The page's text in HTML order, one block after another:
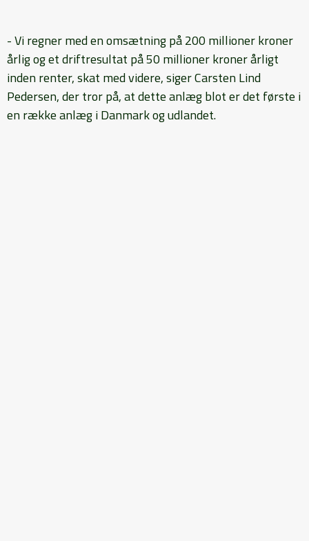
- Vi regner med en omsætning på 200 millioner kroner
årlig og et driftresultat på 50 millioner kroner årligt
inden renter, skat med videre, siger Carsten Lind
Pedersen, der tror på, at dette anlæg blot er det første i
en række anlæg i Danmark og udlandet.